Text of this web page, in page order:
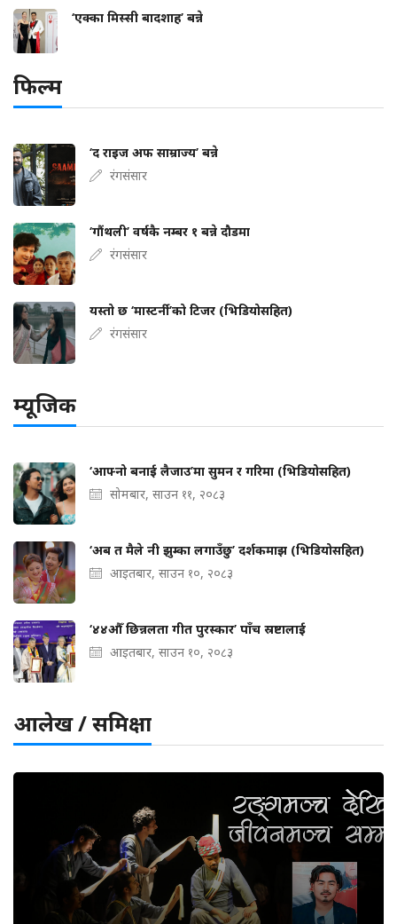
‘एक्का मिस्सी बादशाह’ बन्ने
फिल्म
‘द राइज अफ साम्राज्य’ बन्ने
रंगसंसार
‘गौंथली’ वर्षकै नम्बर १ बन्ने दौडमा
रंगसंसार
यस्तो छ ‘मास्टर्नी’को टिजर (भिडियोसहित)
रंगसंसार
म्यूजिक
‘आफ्नो बनाई लैजाउ’मा सुमन र गरिमा (भिडियोसहित)
सोमबार, साउन ११, २०८३
‘अब त मैले नी झुम्का लगाउँछु’ दर्शकमाझ (भिडियोसहित)
आइतबार, साउन १०, २०८३
‘४४औँ छिन्नलता गीत पुरस्कार’ पाँच स्रष्टालाई
आइतबार, साउन १०, २०८३
आलेख / समिक्षा